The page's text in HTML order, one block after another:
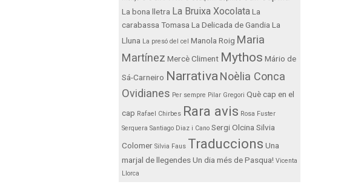
La bona lletra La Bruixa XocolataLa
carabassa Tomasa La Delicada de Gandia La
Lluna La presó del cel Manola Roig Maria
Martínez Mercè Climent Mythos Mário de
Sá-Carneiro NarrativaNoèlia Conca
Ovidianes Per sempre Pilar Gregori Què cap en el
cap Rafael Chirbes Rara avis Rosa Fuster
Serquera Santiago Diaz i Cano Sergi Olcina Silvia
Colomer Silvia Faus Traduccions Una
marjal de llegendesUn dia més de Pasqua! Vicenta
Llorca